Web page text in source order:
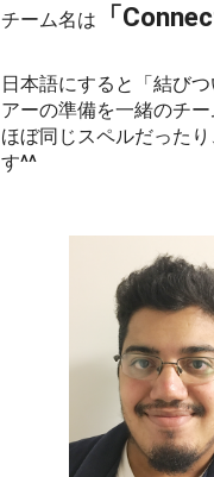
チーム名は 「
日本語にすると「結び
アーの準備を一緒のチ
ほぼ同じスペルだった
す^^